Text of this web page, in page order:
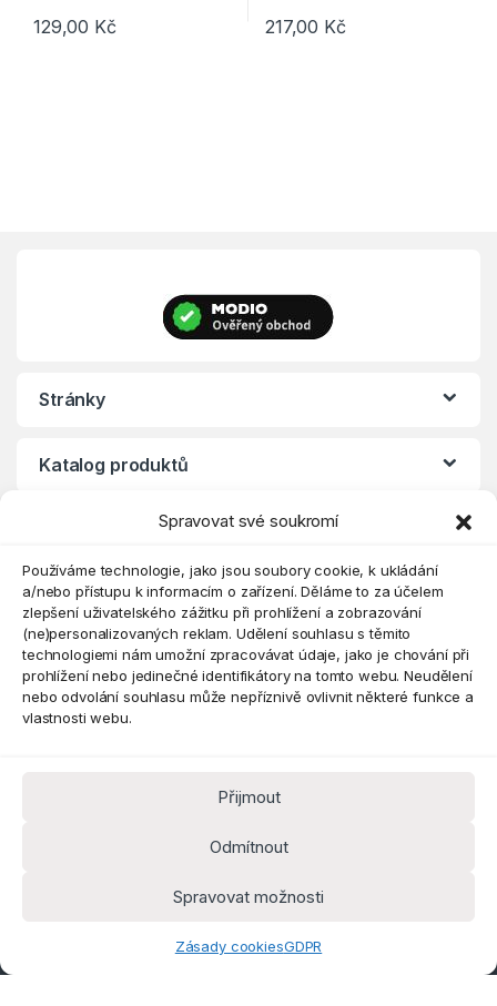
Spravovat své soukromí
Používáme technologie, jako jsou soubory cookie, k ukládání
a/nebo přístupu k informacím o zařízení. Děláme to za účelem
zlepšení uživatelského zážitku při prohlížení a zobrazování
(ne)personalizovaných reklam. Udělení souhlasu s těmito
technologiemi nám umožní zpracovávat údaje, jako je chování při
prohlížení nebo jedinečné identifikátory na tomto webu. Neudělení
nebo odvolání souhlasu může nepříznivě ovlivnit některé funkce a
vlastnosti webu.
Přijmout
Odmítnout
Spravovat možnosti
Zásady cookiesGDPR
129,00 Kč 217,00 Kč
Tento produkt má více
Stránky
Katalog produktů
Máte dotaz? Kontaktujte nás
k.cz
Kancelář 8:30 - 16:00